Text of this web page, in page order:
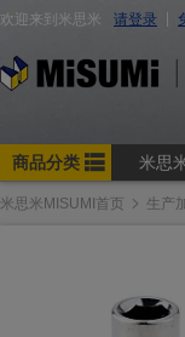
米思米MISUMI首页 生产